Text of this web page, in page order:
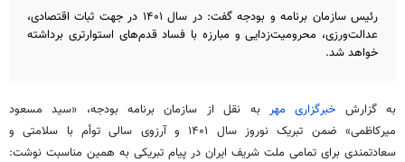
رئیس سازمان برنامه و بودجه گفت: در سال ۱۴۰۱ در جهت ثبات اقتصادی،
عدالت‌ورزی، محرومیت‌زدایی و مبارزه با فساد قدم‌های استوارتری برداشته
خواهد شد.
به گزارش خبرگزاری مهر به نقل از سازمان برنامه بودجه، «سید مسعود
میرکاظمی» ضمن تبریک نوروز سال ۱۴۰۱ و آرزوی سالی توأم با سلامتی و
سعادتمندی برای تمامی ملت شریف ایران در پیام تبریکی به همین مناسبت نوشت: